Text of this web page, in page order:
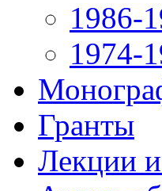
1986-
1974-
Гранты
Лекции